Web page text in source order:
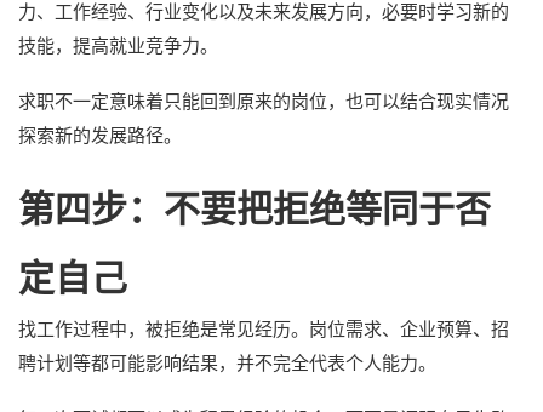
力、工作经验、行业变化以及未来发展方向，必要时学习新的
技能，提高就业竞争力。
求职不一定意味着只能回到原来的岗位，也可以结合现实情况
探索新的发展路径。
第四步：不要把拒绝等同于否
定自己
找工作过程中，被拒绝是常见经历。岗位需求、企业预算、招
聘计划等都可能影响结果，并不完全代表个人能力。